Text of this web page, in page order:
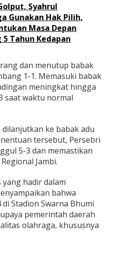
Syahrul
Gunakan Hak Pilih,
Masa Depan
Tahun Kedapan
dan menutup babak
1-1. Memasuki babak
meningkat hingga
saat waktu normal
ke babak adu
tersebut, Persebri
5-3 dan memastikan
Jambi.
hadir dalam
bahwa
Stadion Swarna Bhumi
pemerintah daerah
olahraga, khususnya